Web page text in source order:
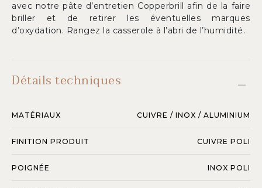
avec notre pâte d’entretien Copperbrill afin de la faire
briller et de retirer les éventuelles marques
d’oxydation. Rangez la casserole à l’abri de l’humidité.
Détails techniques
MATÉRIAUX CUIVRE / INOX / ALUMINIUM
FINITION PRODUIT CUIVRE POLI
POIGNÉE INOX POLI